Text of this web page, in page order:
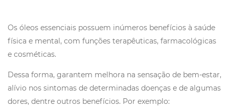
Os óleos essenciais possuem inúmeros benefícios à saúde
física e mental, com funções terapêuticas, farmacológicas
e cosméticas.
Dessa forma, garantem melhora na sensação de bem-estar,
alívio nos sintomas de determinadas doenças e de algumas
dores, dentre outros benefícios. Por exemplo: